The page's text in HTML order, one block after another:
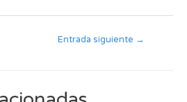
Entrada siguiente →